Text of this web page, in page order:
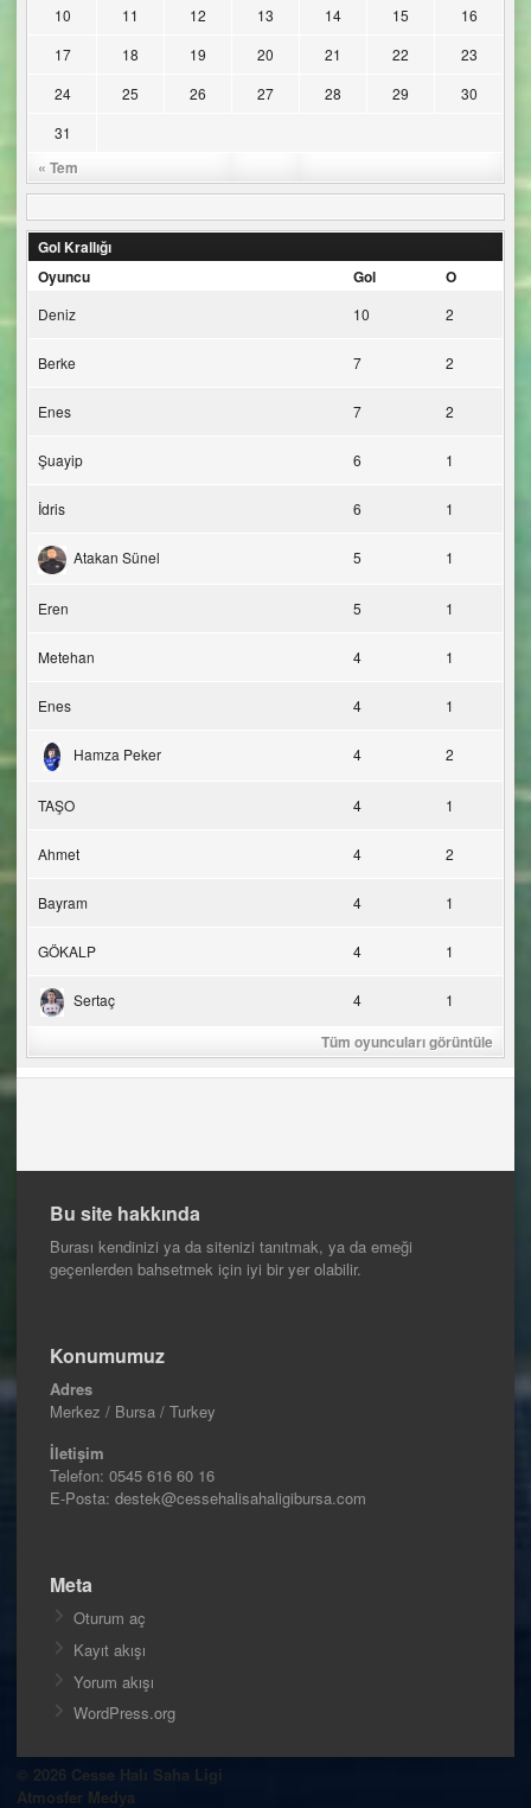
« Tem
10
11 12 13 14 15
16
17
18 19 20 21 22
23
24
25 26 27 28 29
30
31
Gol Krallığı
Oyuncu
Gol O
Deniz 10 2
Berke 7 2
Enes 7 2
Şuayip 6 1
İdris 6 1
Atakan Sünel 5 1
Eren 5 1
Metehan 4 1
Enes 4 1
Hamza Peker 4 2
TAŞO 4 1
Ahmet 4 2
Bayram 4 1
GÖKALP 4 1
Sertaç 4 1
Tüm oyuncuları görüntüle
Bu site hakkında
Burası kendinizi ya da sitenizi tanıtmak, ya da emeği
geçenlerden bahsetmek için iyi bir yer olabilir.
Konumumuz
Adres
Merkez / Bursa / Turkey
İletişim
Telefon: 0545 616 60 16
E-Posta: destek@cessehalisahaligibursa.com
Meta
Oturum aç
Kayıt akışı
Yorum akışı
WordPress.org
© 2026 Cesse Halı Saha Ligi
Atmosfer Medya